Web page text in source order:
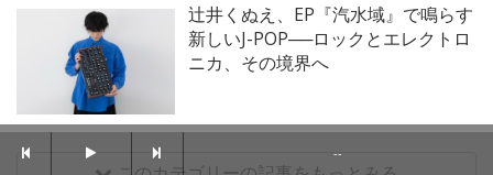
辻井くぬえ、EP『汽水域』で鳴らす
新しいJ-POP──ロックとエレクトロ
ニカ、その境界へ
--